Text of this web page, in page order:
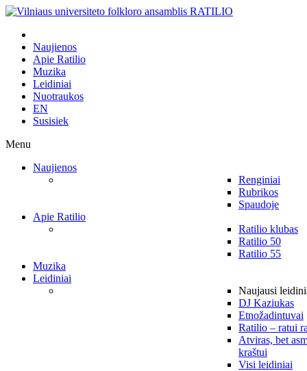
Naujienos
Apie Ratilio
Muzika
Leidiniai
Nuotraukos
EN
Susisiek
Menu
Naujienos
Renginiai
Rubrikos
Spaudoje
Apie Ratilio
Ratilio klubas
Ratilio 50
Ratilio 55
Muzika
Leidiniai
Naujausi
DJ Kaziukas
Etnožadintuvai
Ratilio – ratui
Atviras, bet
kraštui
Visi leidiniai